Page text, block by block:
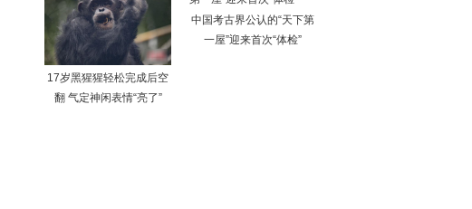
17岁黑猩猩轻松完成后空
翻 气定神闲表情“亮了”
中国考古界公认的“天下第
一屋”迎来首次“体检”